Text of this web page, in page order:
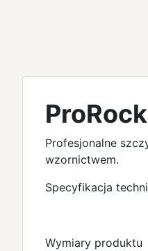
Profesjonalne
wzornictwem.
Specyfikacja
Wymiary produktu